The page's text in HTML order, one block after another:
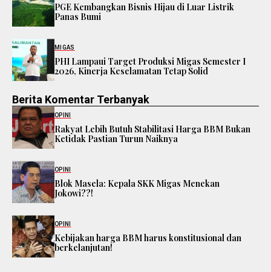
PGE Kembangkan Bisnis Hijau di Luar Listrik
Panas Bumi
MIGAS
PHI Lampaui Target Produksi Migas Semester I
2026, Kinerja Keselamatan Tetap Solid
Berita Komentar Terbanyak
OPINI
Rakyat Lebih Butuh Stabilitasi Harga BBM Bukan
Ketidak Pastian Turun Naiknya
OPINI
Blok Masela: Kepala SKK Migas Menekan
Jokowi??!
OPINI
Kebijakan harga BBM harus konstitusional dan
berkelanjutan!